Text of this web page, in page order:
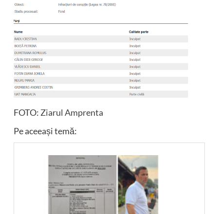
FOTO: Ziarul Amprenta
Pe aceeași temă: